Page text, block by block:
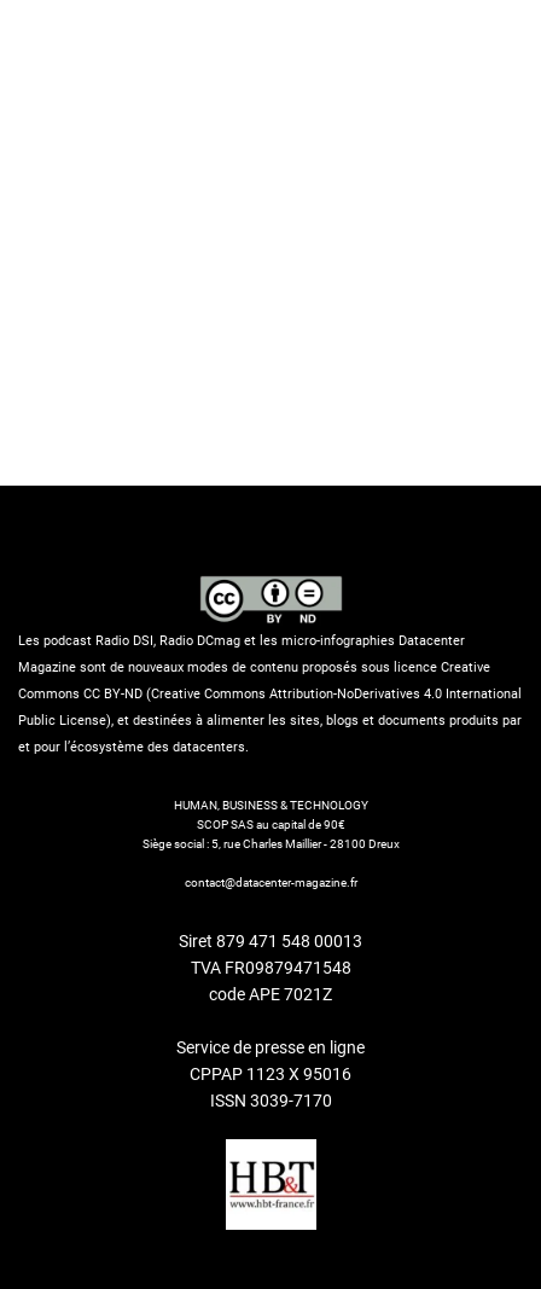
Les podcast Radio DSI, Radio DCmag et les micro-infographies Datacenter
Magazine sont de nouveaux modes de contenu proposés sous licence Creative
Commons CC BY-ND (Creative Commons Attribution-NoDerivatives 4.0 International
Public License), et destinées à alimenter les sites, blogs et documents produits par
et pour l’écosystème des datacenters.
HUMAN, BUSINESS & TECHNOLOGY
SCOP SAS au capital de 90€
Siège social : 5, rue Charles Maillier - 28100 Dreux
contact@datacenter-magazine.fr
Siret 879 471 548 00013
TVA FR09879471548
code APE 7021Z
Service de presse en ligne
CPPAP 1123 X 95016
ISSN 3039-7170